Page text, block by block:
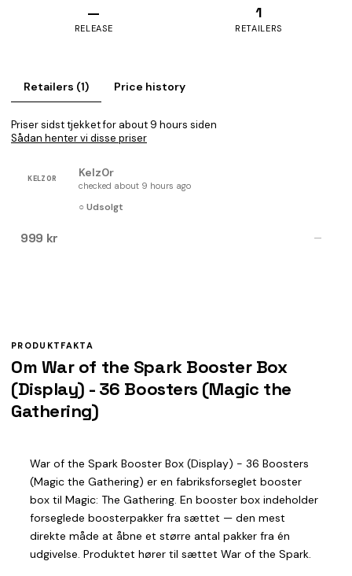
—
RELEASE
1
RETAILERS
Retailers (1) Price history
Priser sidst tjekket for about 9 hours siden
Sådan henter vi disse priser
KELZ0R Kelz0r
checked about 9 hours ago
○ Udsolgt
999 kr —
PRODUKTFAKTA
Om War of the Spark Booster Box
(Display) - 36 Boosters (Magic the
Gathering)
War of the Spark Booster Box (Display) - 36 Boosters
(Magic the Gathering) er en fabriksforseglet booster
box til Magic: The Gathering. En booster box indeholder
forseglede boosterpakker fra sættet — den mest
direkte måde at åbne et større antal pakker fra én
udgivelse. Produktet hører til sættet War of the Spark.